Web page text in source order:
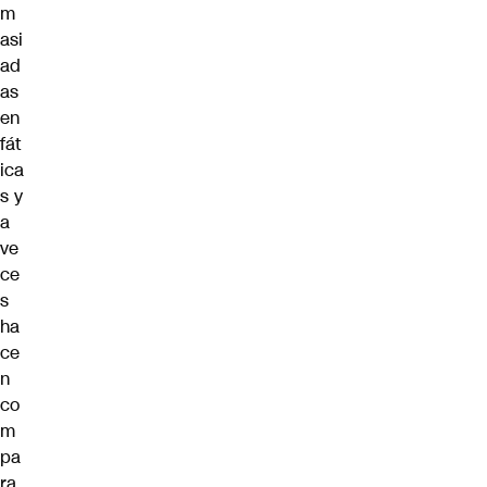
m
asi
ad
as
en
fát
ica
s y
a
ve
ce
s
ha
ce
n
co
m
pa